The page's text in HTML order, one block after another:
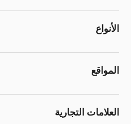
الأنواع
المواقع
العلامات التجارية